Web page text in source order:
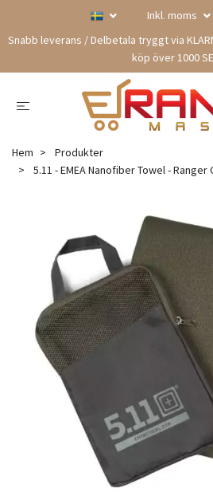
Inkl. moms
Snabb leverans / Delbetala tryggt via
köp över 1000
Hem
Produkter
5.11 - EMEA Nanofiber Towel - Ranger